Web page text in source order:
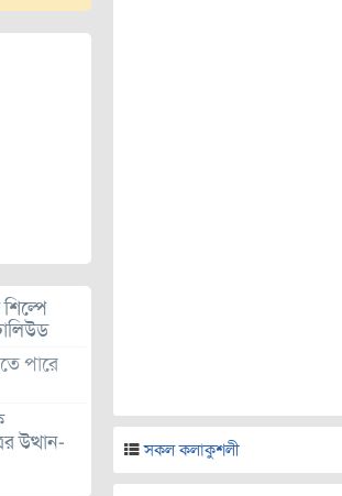
পারে
উত্থান-
সকল কলাকুশলী